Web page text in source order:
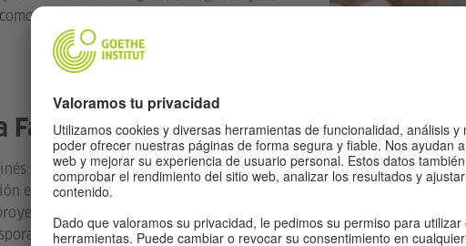
mujer en el ámbito de la arquitectura.
Choy Ka Fai fue invitado a una residencia
en el Goethe-Institut de Madrid en el
Atlas of The Yellow Magic Era
, que
china en Europa. Junto con la artista